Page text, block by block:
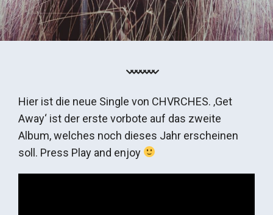
Hier ist die neue Single von CHVRCHES. ‚Get
Away‘ ist der erste vorbote auf das zweite
Album, welches noch dieses Jahr erscheinen
soll. Press Play and enjoy